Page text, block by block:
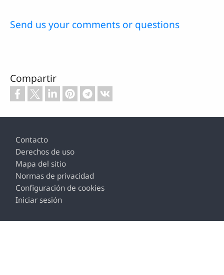
Send us your comments or questions
Compartir
Contacto
Derechos de uso
Mapa del sitio
Normas de privacidad
Configuración de cookies
Iniciar sesión